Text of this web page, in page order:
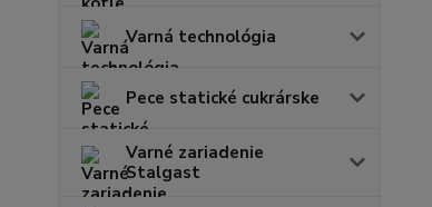
Varná technológia
Pece statické cukrárske
Varné zariadenie
Stalgast